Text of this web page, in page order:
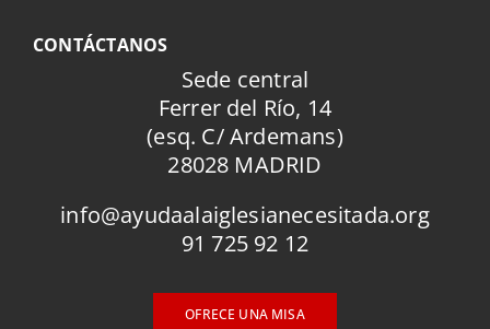
CONTÁCTANOS
Sede central
Ferrer del Río, 14
(esq. C/ Ardemans)
28028 MADRID
info@ayudaalaiglesianecesitada.org
91 725 92 12
OFRECE UNA MISA